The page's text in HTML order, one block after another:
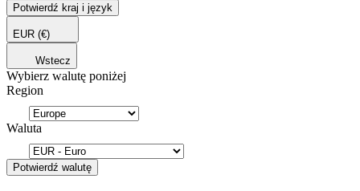
Potwierdź kraj i język
EUR (€)
Wstecz
Wybierz walutę poniżej
Region
Waluta
Potwierdź walutę